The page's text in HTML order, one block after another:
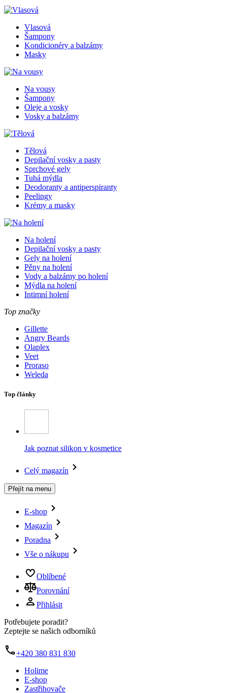
Vlasová
Šampony
Kondicionéry a balzámy
Masky
Na vousy
Šampony
Oleje a vosky
Vosky a balzámy
Tělová
Depilační vosky a pasty
Sprchové gely
Tuhá mýdla
Deodoranty a antiperspiranty
Peelingy
Krémy a masky
Na holení
Depilační vosky a pasty
Gely na holení
Pěny na holení
Vody a balzámy po holení
Mýdla na holení
Intimní holení
Top značky
Gillette
Angry Beards
Olaplex
Veet
Proraso
Weleda
Top články
Jak poznat silikon v kosmetice
Celý magazín
Přejít na menu
E-shop
Magazín
Poradna
Vše o nákupu
Oblíbené
Porovnání
Přihlásit
Potřebujete poradit?
Zeptejte se našich odborníků
+420 380 831 830
Holime
E-shop
Zastřihovače